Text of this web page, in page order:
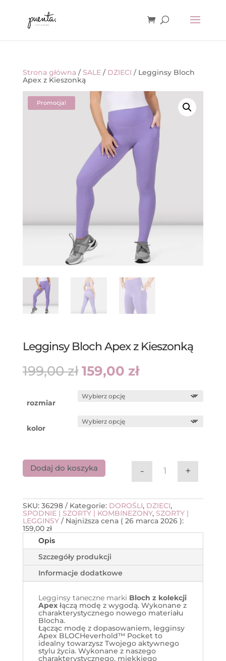
Strona główna / SALE/ DZIECI / Legginsy Bloch
Apex z Kieszonką
Promocja!
Legginsy Bloch Apex z Kieszonką
199,00zł Pierwotna
cena
199,00 zł.
159,00 złAktualna
cena
159,00 zł.
rozmiar
kolor
ilość Legginsy
- +
Dodaj do koszyka
SKU: 36298 Kategorie: DOROŚLI, DZIECI,
SPODNIE | SZORTY | KOMBINEZONY, SZORTY |
LEGGINSY
Najniższa cena ( 26 marca 2026):
159,00 zł
Opis
Szczegóły produkcji
Informacje dodatkowe
Legginsy taneczne marki Bloch z kolekcji
Apex łączą modę z wygodą. Wykonane z
charakterystycznego nowego materiału
Blocha.
Łącząc modę z dopasowaniem, legginsy
Apex BLOCHeverhold™ Pocket to
idealny towarzysz Twojego aktywnego
stylu życia. Wykonane z naszego
charakterystycznego, miękkiego